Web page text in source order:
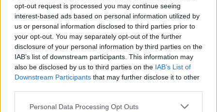
opt-out request is processed you may continue seeing
interest-based ads based on personal information utilized by
us or personal information disclosed to third parties prior to
your opt-out. You may separately opt-out of the further
disclosure of your personal information by third parties on the
IAB’s list of downstream participants. This information may
also be disclosed by us to third parties on the IAB’s List of
Downstream Participants that may further disclose it to other
Personal Data Processing Opt Outs
22:14
Ξεκινούν τα δοκιμαστικά δρομολόγια της επέκτασης του
Μετρό Θεσσαλονίκης
22:05
Τζόκερ: Αυτοί είναι οι τυχεροί αριθμοί που κερδίζουν
πάνω από 2 εκατ. ευρώ
ΠΕΡΙΣΣΟΤΕΡΑ